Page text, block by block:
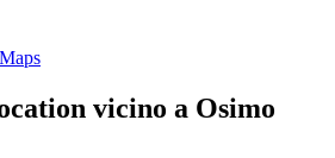
vicino a Osimo